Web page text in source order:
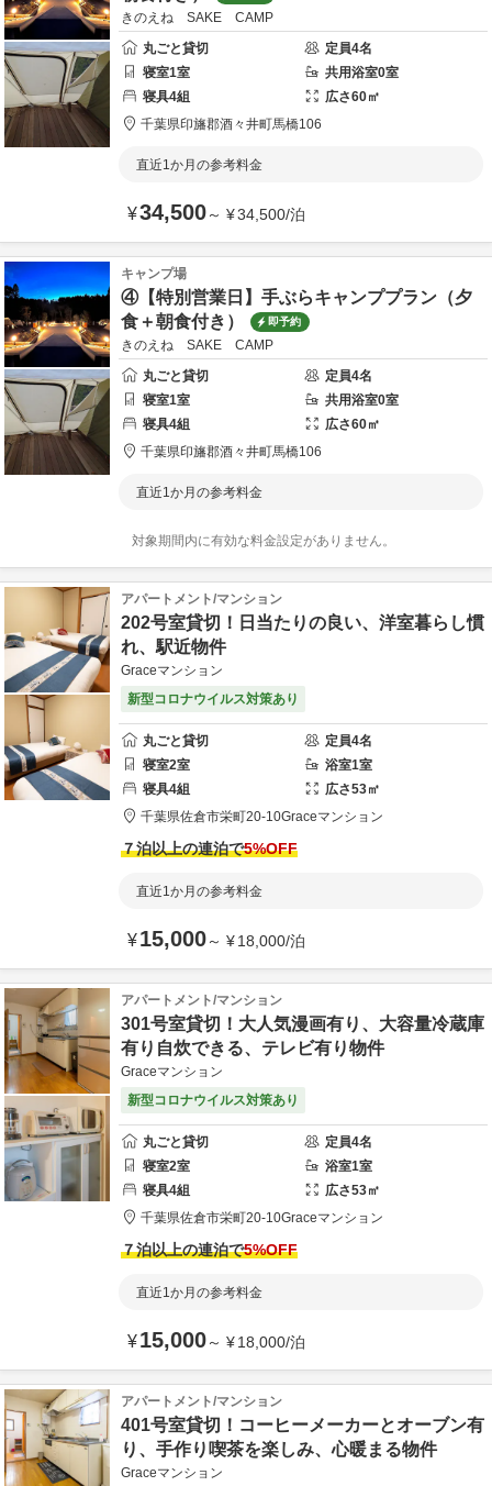
きのえね SAKE CAMP
丸ごと貸切
定員4名
寝室1室 共用浴室0室
寝具4組 広さ60㎡
千葉県印旛郡酒々井町馬橋106
直近1か月の参考料金
¥34,500～ ¥34,500/泊
キャンプ場
④【特別営業日】手ぶらキャンププラン（夕
食＋朝食付き）
即予約
きのえね SAKE CAMP
丸ごと貸切
定員4名
寝室1室 共用浴室0室
寝具4組 広さ60㎡
千葉県印旛郡酒々井町馬橋106
直近1か月の参考料金
対象期間内に有効な料金設定がありません。
アパートメント/マンション
202号室貸切！日当たりの良い、洋室暮らし慣
れ、駅近物件
Graceマンション
新型コロナウイルス対策あり
丸ごと貸切 定員4名
寝室2室 浴室1室
寝具4組 広さ53㎡
千葉県佐倉市栄町20-10Graceマンション
７泊以上の連泊で5%OFF
直近1か月の参考料金
¥15,000～ ¥18,000/泊
アパートメント/マンション
301号室貸切！大人気漫画有り、大容量冷蔵庫
有り自炊できる、テレビ有り物件
Graceマンション
新型コロナウイルス対策あり
丸ごと貸切 定員4名
寝室2室 浴室1室
寝具4組 広さ53㎡
千葉県佐倉市栄町20-10Graceマンション
７泊以上の連泊で5%OFF
直近1か月の参考料金
¥15,000～ ¥18,000/泊
アパートメント/マンション
401号室貸切！コーヒーメーカーとオーブン有
り、手作り喫茶を楽しみ、心暖まる物件
Graceマンション